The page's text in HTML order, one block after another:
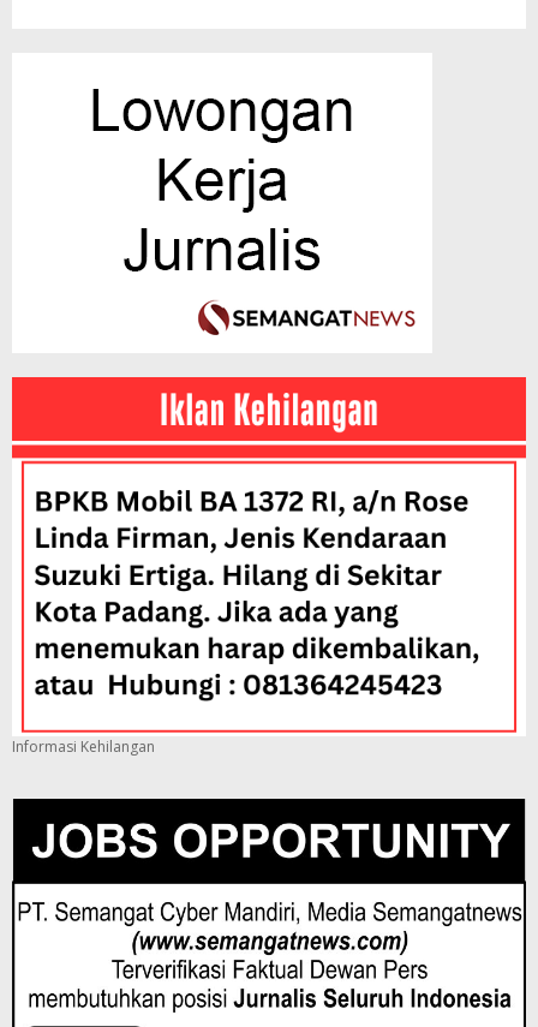
Informasi Kehilangan